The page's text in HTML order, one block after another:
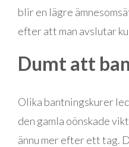
blir en lägre
efter att man avslutar
Dumt att
Olika bantningskurer
den gamla oönskade
ännu mer efter ett tag.